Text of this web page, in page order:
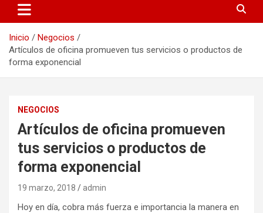
Inicio
Negocios
Artículos de oficina promueven tus servicios o productos de
forma exponencial
NEGOCIOS
Artículos de oficina promueven
tus servicios o productos de
forma exponencial
19 marzo, 2018 admin
Hoy en día, cobra más fuerza e importancia la manera en